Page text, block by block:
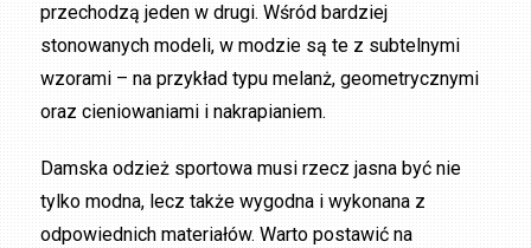
przechodzą jeden w drugi. Wśród bardziej
stonowanych modeli, w modzie są te z subtelnymi
wzorami – na przykład typu melanż, geometrycznymi
oraz cieniowaniami i nakrapianiem.
Damska odzież sportowa musi rzecz jasna być nie
tylko modna, lecz także wygodna i wykonana z
odpowiednich materiałów. Warto postawić na